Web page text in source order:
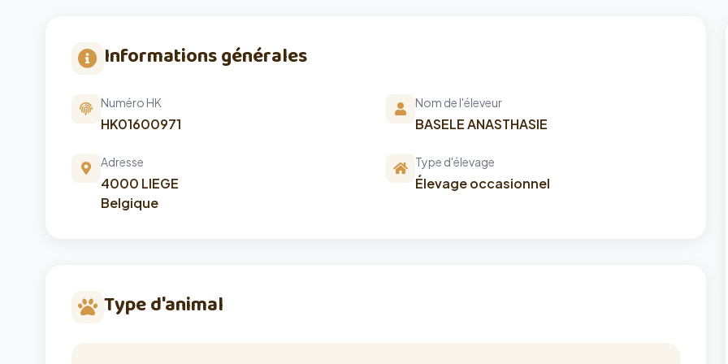
Informations générales
Numéro HK
HK01600971
Nom de l'éleveur
BASELE ANASTHASIE
Adresse
4000 LIEGE
Belgique
Type d'élevage
Élevage occasionnel
Type d'animal